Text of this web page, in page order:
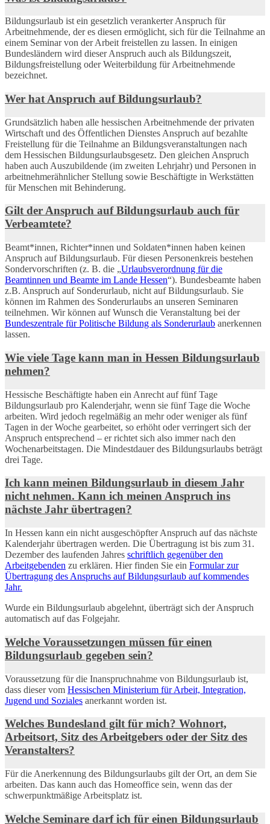
Bildungsurlaub ist ein gesetzlich verankerter Anspruch für
Arbeitnehmende, der es diesen ermöglicht, sich für die Teilnahme an
einem Seminar von der Arbeit freistellen zu lassen. In einigen
Bundesländern wird dieser Anspruch auch als Bildungszeit,
Bildungsfreistellung oder Weiterbildung für Arbeitnehmende
bezeichnet.
Wer hat Anspruch auf Bildungsurlaub?
Grundsätzlich haben alle hessischen Arbeitnehmende der privaten
Wirtschaft und des Öffentlichen Dienstes Anspruch auf bezahlte
Freistellung für die Teilnahme an Bildungsveranstaltungen nach
dem Hessischen Bildungsurlaubsgesetz. Den gleichen Anspruch
haben auch Auszubildende (im zweiten Lehrjahr) und Personen in
arbeitnehmerähnlicher Stellung sowie Beschäftigte in Werkstätten
für Menschen mit Behinderung.
Gilt der Anspruch auf Bildungsurlaub auch für
Verbeamtete?
Beamt*innen, Richter*innen und Soldaten*innen haben keinen
Anspruch auf Bildungsurlaub. Für diesen Personenkreis bestehen
Sondervorschriften (z. B. die „Urlaubsverordnung für die
Beamtinnen und Beamte im Lande Hessen“). Bundesbeamte haben
z.B. Anspruch auf Sonderurlaub, nicht auf Bildungsurlaub. Sie
können im Rahmen des Sonderurlaubs an unseren Seminaren
teilnehmen. Wir können auf Wunsch die Veranstaltung bei der
Bundeszentrale für Politische Bildung als Sonderurlaub anerkennen
lassen.
Wie viele Tage kann man in Hessen Bildungsurlaub
nehmen?
Hessische Beschäftigte haben ein Anrecht auf fünf Tage
Bildungsurlaub pro Kalenderjahr, wenn sie fünf Tage die Woche
arbeiten. Wird jedoch regelmäßig an mehr oder weniger als fünf
Tagen in der Woche gearbeitet, so erhöht oder verringert sich der
Anspruch entsprechend – er richtet sich also immer nach den
Wochenarbeitstagen. Die Mindestdauer des Bildungsurlaubs beträgt
drei Tage.
Ich kann meinen Bildungsurlaub in diesem Jahr
nicht nehmen. Kann ich meinen Anspruch ins
nächste Jahr übertragen?
In Hessen kann ein nicht ausgeschöpfter Anspruch auf das nächste
Kalenderjahr übertragen werden. Die Übertragung ist bis zum 31.
Dezember des laufenden Jahres schriftlich gegenüber den
Arbeitgebenden zu erklären. Hier finden Sie ein Formular zur
Übertragung des Anspruchs auf Bildungsurlaub auf kommendes
Jahr.
Wurde ein Bildungsurlaub abgelehnt, überträgt sich der Anspruch
automatisch auf das Folgejahr.
Welche Voraussetzungen müssen für einen
Bildungsurlaub gegeben sein?
Voraussetzung für die Inanspruchnahme von Bildungsurlaub ist,
dass dieser vom Hessischen Ministerium für Arbeit, Integration,
Jugend und Soziales anerkannt worden ist.
Welches Bundesland gilt für mich? Wohnort,
Arbeitsort, Sitz des Arbeitgebers oder der Sitz des
Veranstalters?
Für die Anerkennung des Bildungsurlaubs gilt der Ort, an dem Sie
arbeiten. Das kann auch das Homeoffice sein, wenn das der
schwerpunktmäßige Arbeitsplatz ist.
Welche Seminare darf ich für einen Bildungsurlaub